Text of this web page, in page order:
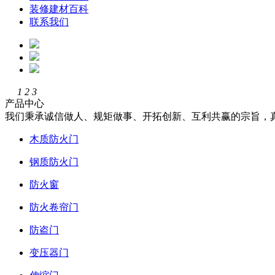
装修建材百科
联系我们
1 2 3
产品中心
我们秉承诚信做人、规矩做事、开拓创新、互利共赢的宗旨，
木质防火门
钢质防火门
防火窗
防火卷帘门
防盗门
变压器门